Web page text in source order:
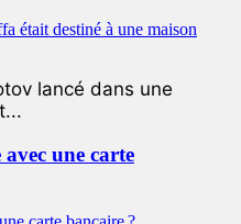
lancé dans une
une carte